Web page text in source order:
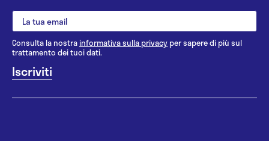
Consulta la nostrainformativa sulla privacy per sapere di più sul
trattamento dei tuoi dati.